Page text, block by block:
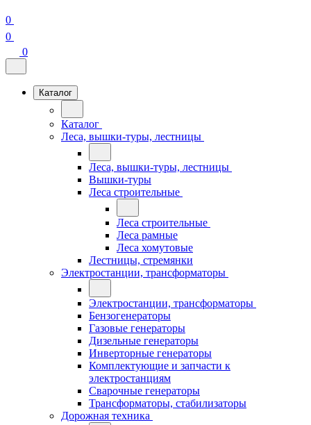
0
0
0
Каталог
Каталог
Леса, вышки-туры, лестницы
Леса, вышки-туры, лестницы
Вышки-туры
Леса строительные
Леса строительные
Леса рамные
Леса хомутовые
Лестницы, стремянки
Электростанции, трансформаторы
Электростанции, трансформаторы
Бензогенераторы
Газовые генераторы
Дизельные генераторы
Инверторные генераторы
Комплектующие и запчасти к
электростанциям
Сварочные генераторы
Трансформаторы, стабилизаторы
Дорожная техника